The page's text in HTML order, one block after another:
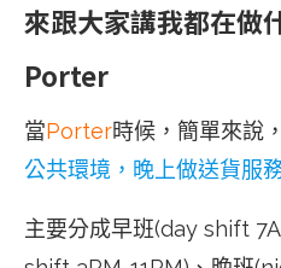
來跟大家講我都在做
Porter
當Porter時候，簡單來說
公共環境，晚上做送貨服
主要分成早班(day shift